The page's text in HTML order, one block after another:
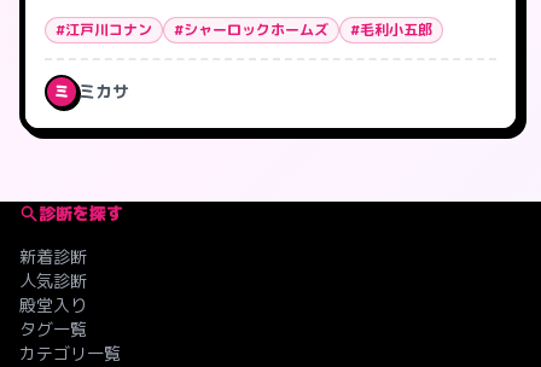
#江戸川コナン #シャーロックホームズ #毛利小五郎
ミ ミカサ
診断を探す
新着診断
人気診断
殿堂入り
タグ一覧
カテゴリ一覧